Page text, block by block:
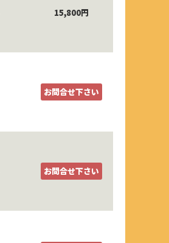
15,800円
お問合せ下さい
お問合せ下さい